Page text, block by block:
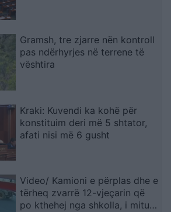
Gramsh, tre zjarre nën kontroll
pas ndërhyrjes në terrene të
vështira
Kraki: Kuvendi ka kohë për
konstituim deri më 5 shtator,
afati nisi më 6 gusht
Video/ Kamioni e përplas dhe e
tërheq zvarrë 12-vjeçarin që
po kthehej nga shkolla, i mituri